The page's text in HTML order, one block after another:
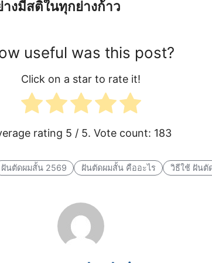
งมีสติในทุกย่างก้าว
useful was this post?
Click on a star to rate it!
rating 5 / 5. Vote count: 183
ฝันตัดผมสั้น 2569 ฝันตัดผมสั้น คืออะไร วิธีใช้ ฝันตั